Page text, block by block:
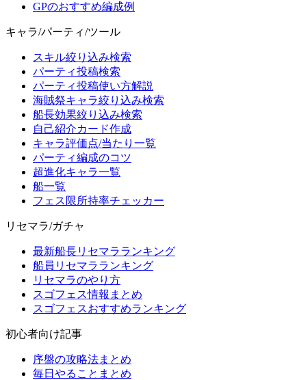
GPのおすすめ編成例
キャラ/パーティ/ツール
スキル絞り込み検索
パーティ投稿検索
パーティ投稿使い方解説
海賊祭キャラ絞り込み検索
船長効果絞り込み検索
自己紹介カード作成
キャラ評価点/当たり一覧
パーティ編成のコツ
超進化キャラ一覧
船一覧
フェス限所持率チェッカー
リセマラ/ガチャ
最新船長リセマラランキング
船員リセマラランキング
リセマラのやり方
スゴフェス情報まとめ
スゴフェスおすすめランキング
初心者向け記事
序盤の攻略法まとめ
毎日やることまとめ